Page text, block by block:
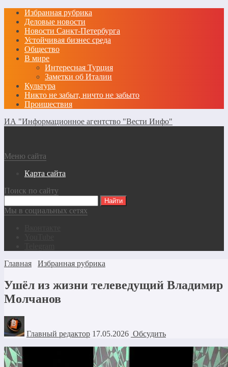
Избранная рубрика
Деловые новости
Новости Санкт-Петербурга
Устойчивая бизнес среда
Общество
В мире
Интересная Турция
Заметки об Италии
Культура
Никто не забыт, ничто не забыто
Проишествия
ИА "Информационное агентство "Вести Инфо"
Меню сайта
Карта сайта
Поиск по сайту
Мы в социальных сетях
Главная
Избранная рубрика
Ушёл из жизни телеведущий Владимир
Молчанов
Главный редактор 17.05.2026 Обсудить